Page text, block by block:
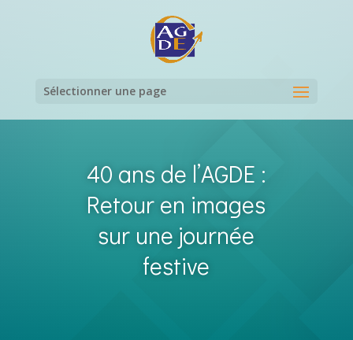
Sélectionner une page
40 ans de l’AGDE :
Retour en images
sur une journée
festive